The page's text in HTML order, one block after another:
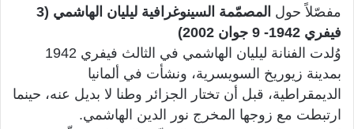
مفصّلاً حول
المصمّمة السينوغرافية ليليان الهاشمي (3
فيفري 1942- 9 جوان 2002)
وُلدت الفنانة ليليان الهاشمي في الثالث فيفري 1942
بمدينة زيوريخ السويسرية، ونشأت في ألمانيا
الديمقراطية، قبل أن تختار الجزائر وطنا لا بديل عنه، حينما
ارتبطت مع زوجها المخرج نور الدين الهاشمي.